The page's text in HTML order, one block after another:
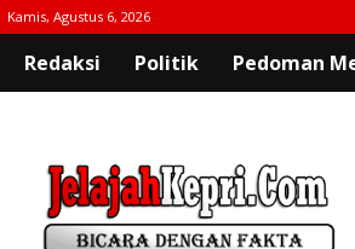
Kamis, Agustus 6, 2026
Redaksi Politik Pedoman